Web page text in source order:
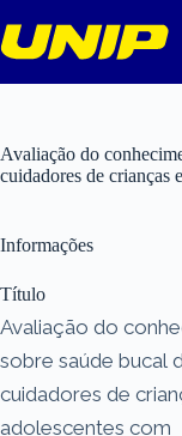
para
o
Avaliação do
cuidadores de crianças
Informações
Título
Avaliação do
sobre saúde bucal
cuidadores de
adolescentes com